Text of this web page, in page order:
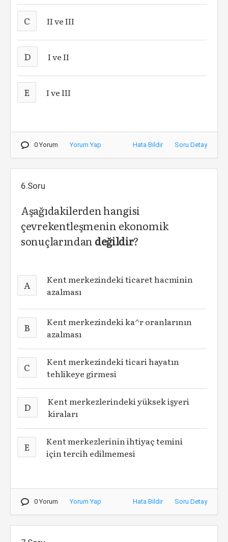
C II ve III
D I ve II
E I ve III
0 Yorum Yorum Yap Hata Bildir Soru Detay
6.Soru
Aşağıdakilerden hangisi
çevrekentleşmenin ekonomik
sonuçlarından değildir?
A
Kent merkezindeki ticaret hacminin
azalması
B
Kent merkezindeki ka^r oranlarının
azalması
C
Kent merkezindeki ticari hayatın
tehlikeye girmesi
D
Kent merkezlerindeki yüksek işyeri
kiraları
E
Kent merkezlerinin ihtiyaç temini
için tercih edilmemesi
0 Yorum Yorum Yap Hata Bildir Soru Detay